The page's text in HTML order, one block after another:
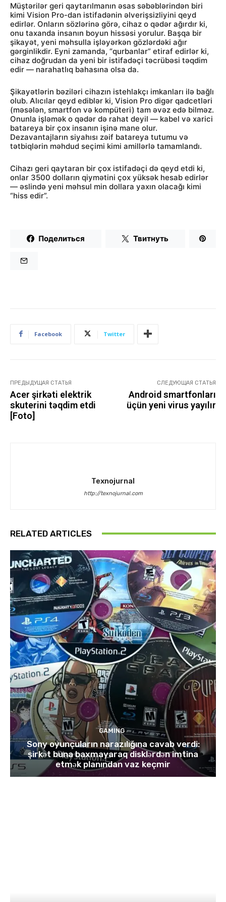
Müştərilər geri qaytarılmanın əsas səbəblərindən biri
kimi Vision Pro-dan istifadənin əlverişsizliyini qeyd
edirlər. Onların sözlərinə görə, cihaz o qədər ağırdır ki,
onu taxanda insanın boyun hissəsi yorulur. Başqa bir
şikayət, yeni məhsulla işləyərkən gözlərdəki ağır
gərginlikdir. Eyni zamanda, “qurbanlar” etiraf edirlər ki,
cihaz doğrudan da yeni bir istifadəçi təcrübəsi təqdim
edir — narahatlıq bahasına olsa da.
Şikayətlərin bəziləri cihazın istehlakçı imkanları ilə bağlı
olub. Alıcılar qeyd ediblər ki, Vision Pro digər qadcetləri
(məsələn, smartfon və kompüteri) tam əvəz edə bilməz.
Onunla işləmək o qədər də rahat deyil — kabel və xarici
batareya bir çox insanın işinə mane olur.
Dezavantajların siyahısı zəif batareya tutumu və
tətbiqlərin məhdud seçimi kimi amillərlə tamamlandı.
Cihazı geri qaytaran bir çox istifadəçi də qeyd etdi ki,
onlar 3500 dolların qiymətini çox yüksək hesab edirlər
— əslində yeni məhsul min dollara yaxın olacağı kimi
“hiss edir”.
Поделиться Твитнуть
Facebook Twitter
ПРЕДЫДУЩАЯ СТАТЬЯ
Acer şirkəti elektrik
skuterini təqdim etdi
[Foto]
СЛЕДУЮЩАЯ СТАТЬЯ
Android smartfonları
üçün yeni virus yayılır
Texnojurnal
http://texnojurnal.com
RELATED ARTICLES
GAMING
Sony oyunçuların narazılığına cavab verdi:
şirkət buna baxmayaraq disklərdən imtina
etmək planından vaz keçmir